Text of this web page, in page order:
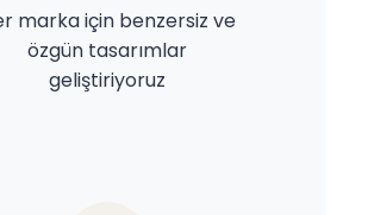
marka için benzersiz ve
özgün tasarımlar
geliştiriyoruz